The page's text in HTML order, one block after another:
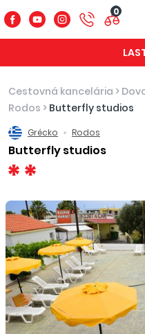
0
Cestovná kancelária >
Rodos > Butterfly studios
Grécko Rodos
Butterfly studios